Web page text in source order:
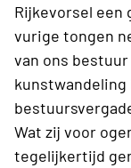
Rijkevorsel een
vurige tongen
van ons
kunstwandeling
Wat zij voor
tegelijkertijd